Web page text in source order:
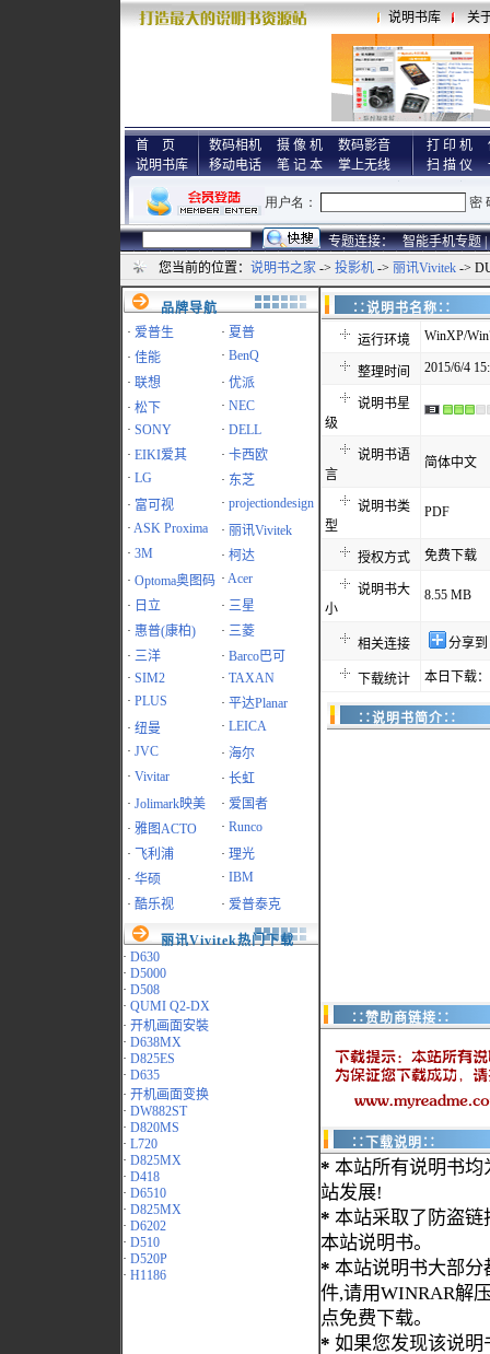
说明书库 关
首 页
说明书库
数码相机 摄 像 机
数码影音
移动电话
笔 记 本 掌上无线
打 印 机
扫 描 仪
专题连接： 智能手机专题 |
您当前的位置： 说明书之家 -> 投影机 -> 丽讯Vivitek ->
品牌导航
· 爱普生 · 夏普
· 佳能 · BenQ
· 联想 · 优派
· 松下 · NEC
· SONY · DELL
· EIKI爱其 · 卡西欧
· LG · 东芝
· 富可视 · projectiondesign
· ASK Proxima · 丽讯Vivitek
· 3M · 柯达
· Optoma奥图码 · Acer
· 日立 · 三星
· 惠普(康柏) · 三菱
· 三洋 · Barco巴可
· SIM2 · TAXAN
· PLUS · 平达Planar
· 纽曼 · LEICA
· JVC · 海尔
· Vivitar · 长虹
· Jolimark映美 · 爱国者
· 雅图ACTO · Runco
·
飞利浦 · 理光
· 华硕 · IBM
· 酷乐视 · 爱普泰克
丽讯Vivitek热门下载
· D630
· D5000
· D508
· QUMI Q2-DX
· 开机画面安裝
· D638MX
· D825ES
· D635
· 开机画面变换
· DW882ST
· D820MS
· L720
· D825MX
· D418
· D6510
· D825MX
· D6202
· D510
· D520P
· H1186
∷说明书名
运行环境 WinXP/
整理时间 2015/6/4
说明书星
级
说明书语
言
简体中文
说明书类
型
PDF
授权方式 免费下载
说明书大
小
8.55 MB
相关连接 分享
下载统计 本日下载
∷说明书简介∷
∷赞助商链接∷
∷下载说明∷
* 本站所有说明书均
站发展!
* 本站采取了防盗链
本站说明书。
* 本站说明书大部分
件,请用WINRAR解
点免费下载。
* 如果您发现该说明